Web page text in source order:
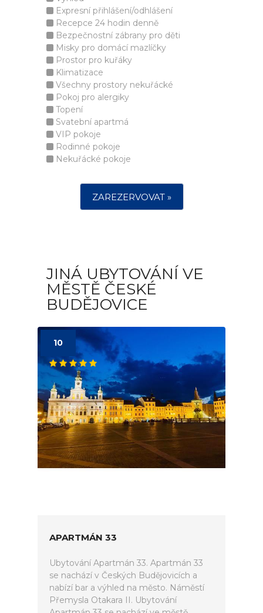
Expresní přihlášení/odhlášení
Recepce 24 hodin denně
Bezpečnostní zábrany pro děti
Misky pro domácí mazlíčky
Prostor pro kuřáky
Klimatizace
Všechny prostory nekuřácké
Pokoj pro alergiky
Topení
Svatební apartmá
VIP pokoje
Rodinné pokoje
Nekuřácké pokoje
ZAREZERVOVAT »
JINÁ UBYTOVÁNÍ VE
MĚSTĚ ČESKÉ
BUDĚJOVICE
10
APARTMÁN 33
Ubytování Apartmán 33. Apartmán 33
se nachází v Českých Budějovicích a
nabízí bar a výhled na město. Náměstí
Přemysla Otakara II. Ubytování